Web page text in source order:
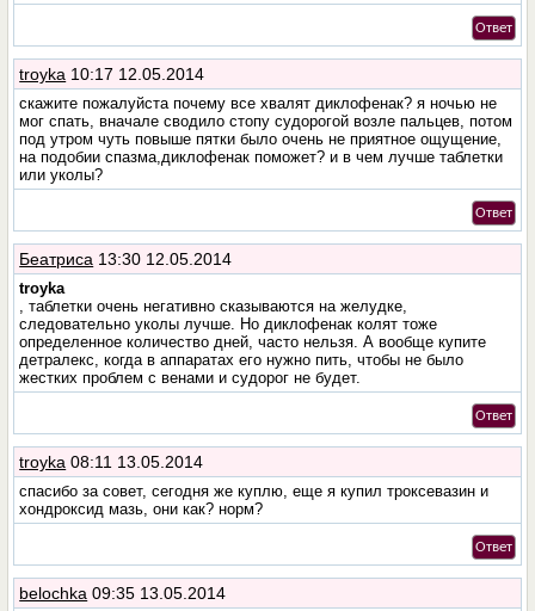
Ответ
troyka 10:17 12.05.2014
скажите пожалуйста почему все хвалят диклофенак? я ночью не
мог спать, вначале сводило стопу судорогой возле пальцев, потом
под утром чуть повыше пятки было очень не приятное ощущение,
на подобии спазма,диклофенак поможет? и в чем лучше таблетки
или уколы?
Ответ
Беатриса 13:30 12.05.2014
troyka
, таблетки очень негативно сказываются на желудке,
следовательно уколы лучше. Но диклофенак колят тоже
определенное количество дней, часто нельзя. А вообще купите
детралекс, когда в аппаратах его нужно пить, чтобы не было
жестких проблем с венами и судорог не будет.
Ответ
troyka 08:11 13.05.2014
спасибо за совет, сегодня же куплю, еще я купил троксевазин и
хондроксид мазь, они как? норм?
Ответ
belochka 09:35 13.05.2014